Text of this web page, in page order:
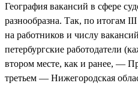
География вакансий в сфере
разнообразна. Так, по итогам
на работников и числу
петербургские работодатели
втором месте, как и ранее, —
третьем — Нижегородская